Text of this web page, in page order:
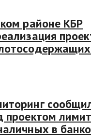
районе КБР
проектом
в